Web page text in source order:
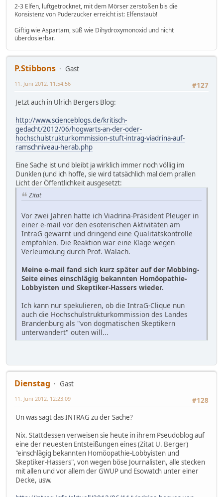
2-3 Elfen, luftgetrocknet, mit dem Mörser zerstoßen bis die
Konsistenz von Puderzucker erreicht ist: Elfenstaub!
Giftig wie Aspartam, süß wie Dihydroxymonoxid und nicht
überdosierbar.
P.Stibbons
Gast
#127
11. Juni 2012, 11:54:56
Jetzt auch in Ulrich Bergers Blog:
http://www.scienceblogs.de/kritisch-
gedacht/2012/06/hogwarts-an-der-oder-
hochschulstrukturkommission-stuft-intrag-viadrina-auf-
ramschniveau-herab.php
Eine Sache ist und bleibt ja wirklich immer noch völlig im
Dunklen (und ich hoffe, sie wird tatsächlich mal dem prallen
Licht der Öffentlichkeit ausgesetzt:
Zitat
Vor zwei Jahren hatte ich Viadrina-Präsident Pleuger in
einer e-mail vor den esoterischen Aktivitäten am
IntraG gewarnt und dringend eine Qualitätskontrolle
empfohlen. Die Reaktion war eine Klage wegen
Verleumdung durch Prof. Walach.
Meine e-mail fand sich kurz später auf der Mobbing-
Seite eines einschlägig bekannten Homöopathie-
Lobbyisten und Skeptiker-Hassers wieder.
Ich kann nur spekulieren, ob die IntraG-Clique nun
auch die Hochschulstrukturkommission des Landes
Brandenburg als "von dogmatischen Skeptikern
unterwandert" outen will...
Dienstag
Gast
#128
11. Juni 2012, 12:23:09
Un was sagt das INTRAG zu der Sache?
Nix. Stattdessen verweisen sie heute in ihrem Pseudoblog auf
eine der neuesten Entsteißungen eines (Zitat U. Berger)
"einschlägig bekannten Homöopathie-Lobbyisten und
Skeptiker-Hassers", von wegen böse Journalisten, alle stecken
mit allen und vor allem der GWUP und Esowatch unter einer
Decke, usw.